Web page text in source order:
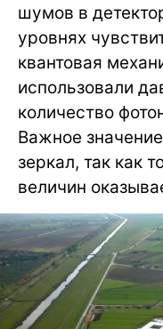
шумов в
уровнях
квантовая
использовали
количество
Важное
зеркал, так как
величин